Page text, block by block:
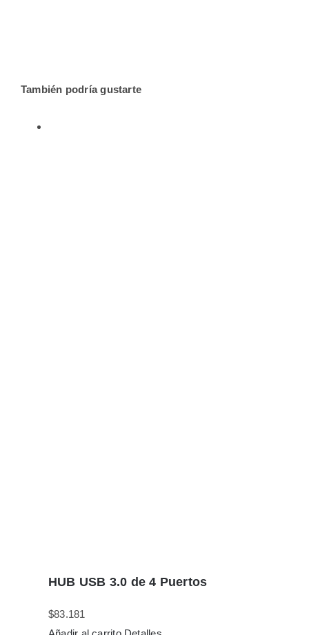
También podría gustarte
HUB USB 3.0 de 4 Puertos
$83.181